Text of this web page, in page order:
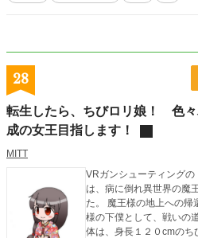
28
転生したら、ちびロリ娘！ 色
成の女王目指します！
MITT
VRガンシューティング
は、病に倒れ異世界の魔
た。 魔王様の地上への帰還。 その悲願のために、彼女は魔王
様の下僕として、戦いの道を歩む。 けれど
体は、身長１２０cmの